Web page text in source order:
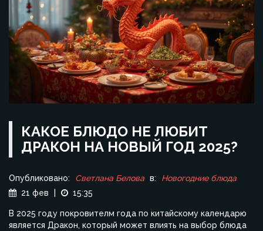
КАКОЕ БЛЮДО НЕ ЛЮБИТ
ДРАКОН НА НОВЫЙ ГОД 2025?
Опубликовано: Светлана Белова в:
Новогодние блюда
21 фев
15:35
В 2025 году покровителм года по китайскому календарю
является Дракон, который может влиять на выбор блюда